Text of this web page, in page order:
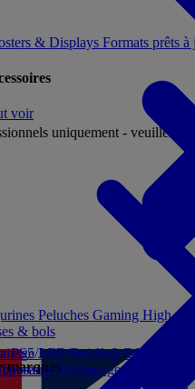
uniquement - veuillez
Peluches Gaming High-
& bols
marques
PS5Jeux Switch 2Jeux Xbox
Livres et Guides
& Displays Formats prêts
voir
LEDStockage/Mémoire
PCBagagerie/